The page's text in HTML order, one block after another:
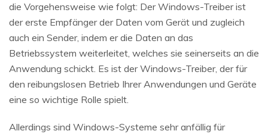
die Vorgehensweise wie folgt: Der Windows-Treiber ist
der erste Empfänger der Daten vom Gerät und zugleich
auch ein Sender, indem er die Daten an das
Betriebssystem weiterleitet, welches sie seinerseits an die
Anwendung schickt. Es ist der Windows-Treiber, der für
den reibungslosen Betrieb Ihrer Anwendungen und Geräte
eine so wichtige Rolle spielt.
Allerdings sind Windows-Systeme sehr anfällig für